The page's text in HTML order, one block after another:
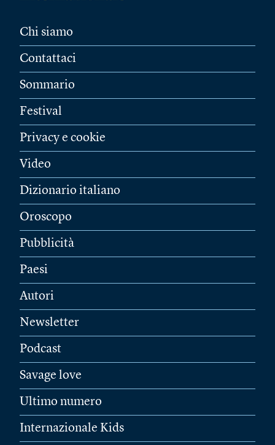
Chi siamo
Contattaci
Sommario
Festival
Privacy e cookie
Video
Dizionario italiano
Oroscopo
Pubblicità
Paesi
Autori
Newsletter
Podcast
Savage love
Ultimo numero
Internazionale Kids